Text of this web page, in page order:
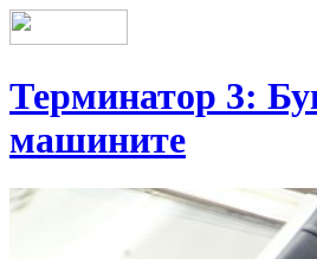
Терминатор 3:
машините